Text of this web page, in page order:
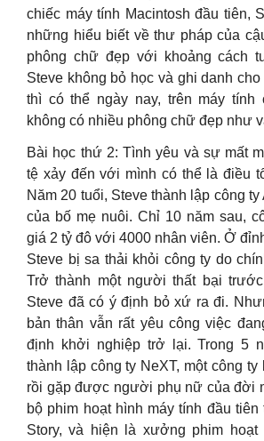
chiếc máy tính Macintosh đầu tiên,
những hiểu biết về thư pháp của
phông chữ đẹp với khoảng cách
Steve không bỏ học và ghi danh
thì có thể ngày nay, trên máy tính
không có nhiều phông chữ đẹp như
Bài học thứ 2: Tình yêu và sự mất
tệ xảy đến với mình có thể là điều
Năm 20 tuổi, Steve thành lập công
của bố mẹ nuôi. Chỉ 10 năm sau,
giá 2 tỷ đô với 4000 nhân viên. Ở
Steve bị sa thải khỏi công ty do
Trở thành một người thất bại
Steve đã có ý định bỏ xứ ra đi.
bản thân vẫn rất yêu công việc
định khởi nghiệp trở lại. Trong 5
thành lập công ty NeXT, một công ty
rồi gặp được người phụ nữ của đời
bộ phim hoạt hình máy tính đầu
Story, và hiện là xưởng phim hoạt